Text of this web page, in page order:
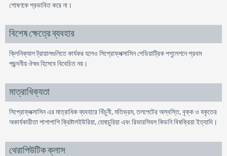
শোষণকে প্রভাবিত করে না।
বিশেষ ক্ষেত্রে ব্যবহার
ক্লিনিক্যাল ট্রায়ালগুলিতে কার্যকর হলেও সিপ্রোফ্লক্সাসিন পেডিয়াট্রিক পপুলেশনে প্রথম
পছন্দনীয় ঔষধ হিসেবে বিবেচিত নয়।
মাত্রাধিক্যতা
সিপ্রোফ্লক্সাসিন এর মাত্রাধিক ব্যবহারে খিঁচুনী, মতিভ্রম, তলপেটের অস্বস্তি, বৃক্ক ও যকৃতের
অকার্যকারীতা পাশাপাশি ক্রিষ্টালইউরিয়া, হেমাচুরিয়া এবং রিভারসিবল কিডনি বিষক্রিয়া ইত্যাদি।
থেরাপিউটিক ক্লাস